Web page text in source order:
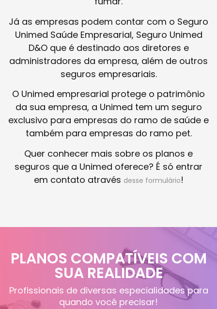
Já as empresas podem contar com o Seguro
Unimed Saúde Empresarial, Seguro Unimed
D&O que é destinado aos diretores e
administradores da empresa, além de outros
seguros empresariais.
O Unimed empresarial protege o patrimônio
da sua empresa, a Unimed tem um seguro
exclusivo para empresas do ramo de saúde e
também para empresas do ramo pet.
Quer conhecer mais sobre os planos e
seguros que a Unimed oferece? É só entrar
em contato através desse formulário!
PLANOS COMPATÍVEIS COM
SUA REALIDADE
Profissionais de diversas especialidades para
quando você precisar!